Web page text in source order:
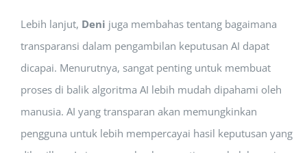
Lebih lanjut, Deni juga membahas tentang bagaimana
transparansi dalam pengambilan keputusan AI dapat
dicapai. Menurutnya, sangat penting untuk membuat
proses di balik algoritma AI lebih mudah dipahami oleh
manusia. AI yang transparan akan memungkinkan
pengguna untuk lebih mempercayai hasil keputusan yang